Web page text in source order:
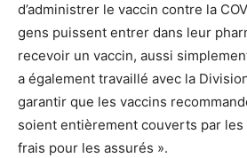
d’administrer le vaccin contre la
gens puissent entrer dans leur
recevoir un vaccin, aussi
a également travaillé avec la
garantir que les vaccins
soient entièrement couverts par les
frais pour les assurés ».